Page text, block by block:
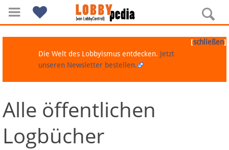
Navigation
Über Lobbypedia
[schließen]
Die Welt des Lobbyismus entdecken. Jetzt
unseren Newsletter bestellen.
Alle öffentlichen
Logbücher